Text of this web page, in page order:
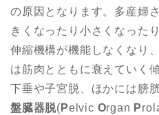
の原因となります。多産婦
きくなったり小さくなった
伸縮機構が機能しなくなり
は筋肉とともに衰えていく
下垂や子宮脱、ほかには膀
盤臓器脱( Pelvic Organ P